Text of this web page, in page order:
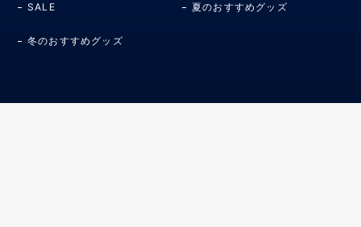
SALE 夏のおすすめグッズ
冬のおすすめグッズ